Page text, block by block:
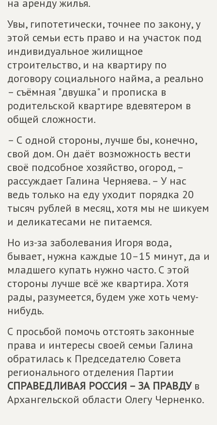
на аренду жилья.
Увы, гипотетически, точнее по закону, у
этой семьи есть право и на участок под
индивидуальное жилищное
строительство, и на квартиру по
договору социального найма, а реально
– съёмная "двушка" и прописка в
родительской квартире вдевятером в
общей сложности.
– С одной стороны, лучше бы, конечно,
свой дом. Он даёт возможность вести
своё подсобное хозяйство, огород, –
рассуждает Галина Черняева. – У нас
ведь только на еду уходит порядка 20
тысяч рублей в месяц, хотя мы не шикуем
и деликатесами не питаемся.
Но из-за заболевания Игоря вода,
бывает, нужна каждые 10–15 минут, да и
младшего купать нужно часто. С этой
стороны лучше всё же квартира. Хотя
рады, разумеется, будем уже хоть чему-
нибудь.
С просьбой помочь отстоять законные
права и интересы своей семьи Галина
обратилась к Председателю Совета
регионального отделения Партии
СПРАВЕДЛИВАЯ РОССИЯ – ЗА ПРАВДУв
Архангельской области Олегу Черненко.